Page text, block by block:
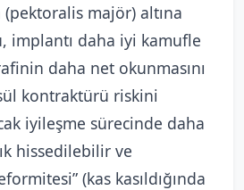
(pektoralis majör) altına
implantı daha iyi kamufle
daha net okunmasını
kontraktürü riskini
iyileşme sürecinde daha
hissedilebilir ve
(kas kasıldığında